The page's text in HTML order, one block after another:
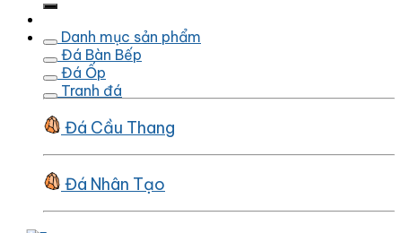
Danh mục sản phẩm
Đá Bàn Bếp
Đá Ốp
Tranh đá
Đá Cầu Thang
Đá Nhân Tạo